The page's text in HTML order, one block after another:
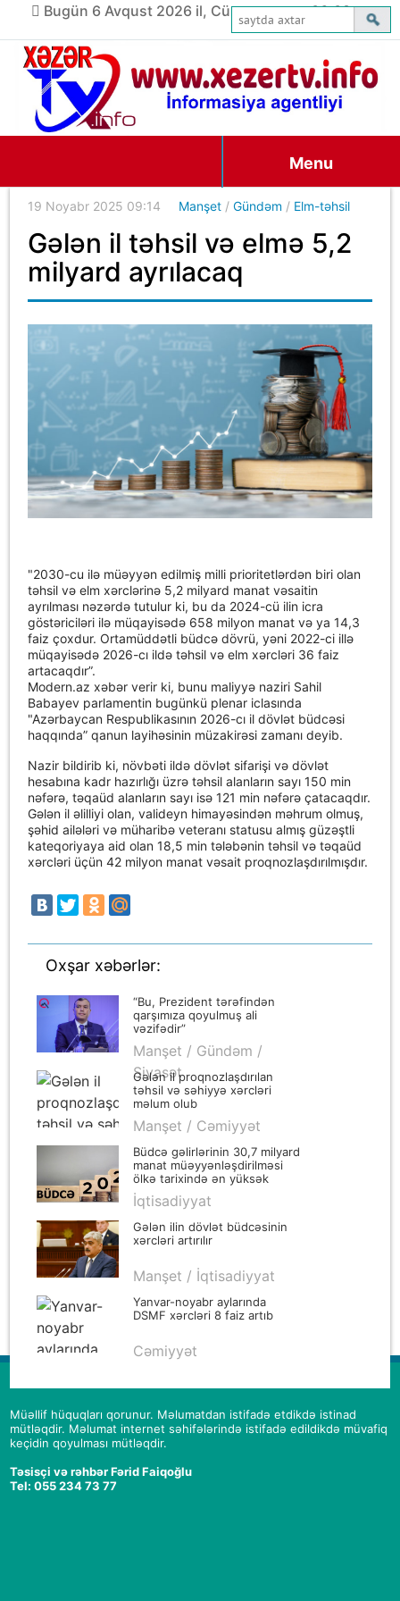
Bugün 6 Avqust 2026 il, Cümə axşamı, 06:08
Menu
19 Noyabr 2025 09:14 Manşet /Gündəm / Elm-təhsil
Gələn il təhsil və elmə 5,2
milyard ayrılacaq
"2030-cu ilə müəyyən edilmiş milli prioritetlərdən biri olan
təhsil və elm xərclərinə 5,2 milyard manat vəsaitin
ayrılması nəzərdə tutulur ki, bu da 2024-cü ilin icra
göstəriciləri ilə müqayisədə 658 milyon manat və ya 14,3
faiz çoxdur. Ortamüddətli büdcə dövrü, yəni 2022-ci illə
müqayisədə 2026-cı ildə təhsil və elm xərcləri 36 faiz
artacaqdır”.
Modern.az xəbər verir ki, bunu maliyyə naziri Sahil
Babayev parlamentin bugünkü plenar iclasında
"Azərbaycan Respublikasının 2026-cı il dövlət büdcəsi
haqqında” qanun layihəsinin müzakirəsi zamanı deyib.
Nazir bildirib ki, növbəti ildə dövlət sifarişi və dövlət
hesabına kadr hazırlığı üzrə təhsil alanların sayı 150 min
nəfərə, təqaüd alanların sayı isə 121 min nəfərə çatacaqdır.
Gələn il əlilliyi olan, valideyn himayəsindən məhrum olmuş,
şəhid ailələri və müharibə veteranı statusu almış güzəştli
kateqoriyaya aid olan 18,5 min tələbənin təhsil və təqaüd
xərcləri üçün 42 milyon manat vəsait proqnozlaşdırılmışdır.
Oxşar xəbərlər:
“Bu, Prezident tərəfindən
qarşımıza qoyulmuş ali
vəzifədir”
Manşet / Gündəm /
Siyasət
Gələn il proqnozlaşdırılan
təhsil və səhiyyə xərcləri
məlum olub
Manşet / Cəmiyyət
Büdcə gəlirlərinin 30,7 milyard
manat müəyyənləşdirilməsi
ölkə tarixində ən yüksək
göstəricidir
İqtisadiyyat
Gələn ilin dövlət büdcəsinin
xərcləri artırılır
Manşet / İqtisadiyyat
Yanvar-noyabr aylarında
DSMF xərcləri 8 faiz artıb
Cəmiyyət
Müəllif hüquqları qorunur. Məlumatdan istifadə etdikdə istinad
mütləqdir. Məlumat internet səhifələrində istifadə edildikdə müvafiq
keçidin qoyulması mütləqdir.
Təsisçi və rəhbər Fərid Faiqoğlu
Tel: 055 234 73 77